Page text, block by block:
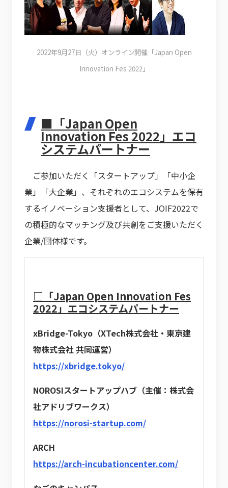
2022年9月27日（火）オンライン開催「Japan Open
Innovation Fes 2022」
■「Japan Open
Innovation Fes 2022」エコ
システムパートナー
ご参加いただく「スタートアップ」「中小企
業」「大企業」、それぞれのエコシステムを保有
するイノベーション支援者として、JOIF2022で
の積極的なマッチング及び共創をご支援いただく
企業/団体様です。
□「Japan Open Innovation Fes
2022」エコシステムパートナー
xBridge-Tokyo（XTech株式会社・東京建
物株式会社 共同運営）
https://xbridge.tokyo/
NOROSIスタートアップハブ（主催：株式会
社アドリブワークス）
https://norosi-startup.com/
ARCH
https://arch-incubationcenter.com/